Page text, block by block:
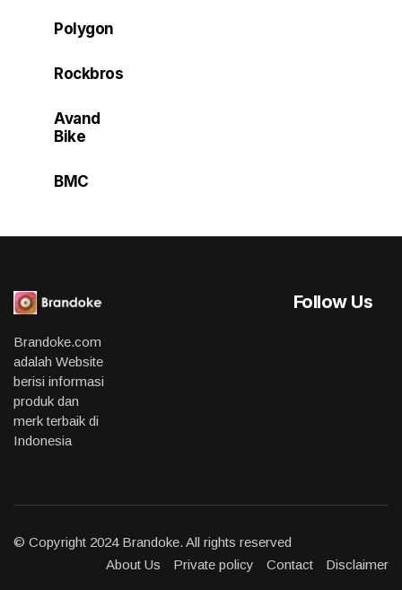
Polygon
Rockbros
Avand
Bike
BMC
Brandoke.com
adalah Website
berisi informasi
produk dan
merk terbaik di
Indonesia
Follow Us
© Copyright 2024 Brandoke. All rights reserved
About Us
Private policy Contact Disclaimer